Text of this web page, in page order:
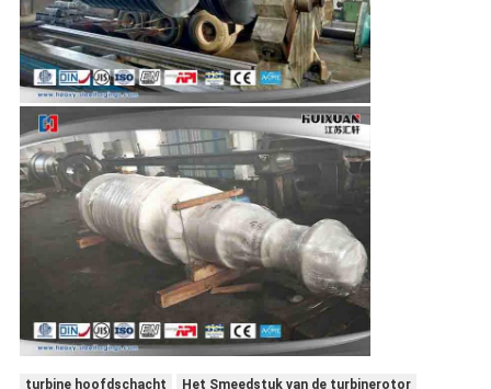
turbine hoofdschacht
Het Smeedstuk van de turbinerotor